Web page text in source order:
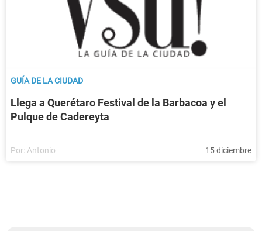
GUÍA DE LA CIUDAD
Llega a Querétaro Festival de la Barbacoa y el
Pulque de Cadereyta
Por: Antonio 15 diciembre